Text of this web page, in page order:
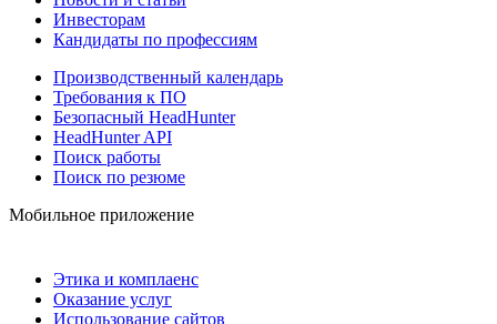
Инвесторам
Кандидаты по профессиям
Производственный календарь
Требования к ПО
Безопасный HeadHunter
HeadHunter API
Поиск работы
Поиск по резюме
Мобильное приложение
Этика и комплаенс
Оказание услуг
Использование сайтов